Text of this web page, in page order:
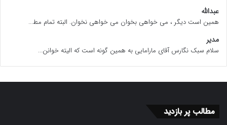
عبدالله
همین است دیگر ، می خواهی بخوان می خواهی نخوان. البته تمام مط...
مدیر
سلام سبک نگارس آقای مارامایی به همین گونه است که الیته خوانن...
مطالب پر بازدید